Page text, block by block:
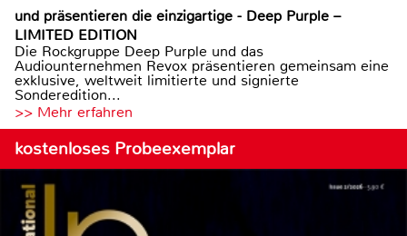
und präsentieren die einzigartige - Deep Purple –
LIMITED EDITION
Die Rockgruppe Deep Purple und das
Audiounternehmen Revox präsentieren gemeinsam eine
exklusive, weltweit limitierte und signierte
Sonderedition...
>> Mehr erfahren
kostenloses Probeexemplar